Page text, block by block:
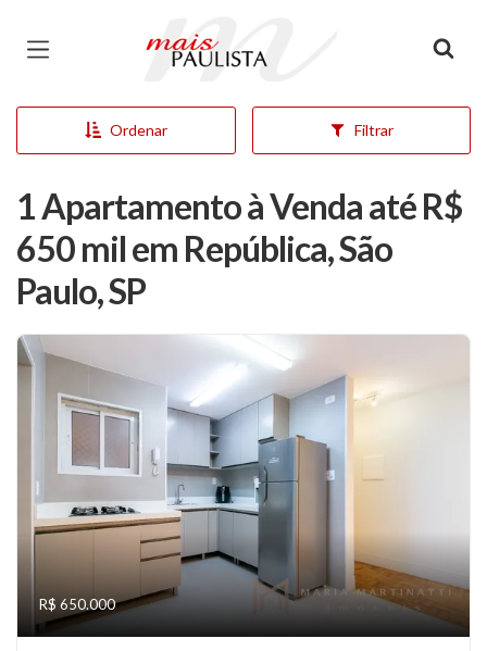
Página inicial
Ordenar Filtrar
1 Apartamento à Venda até R$
650 mil em República, São
Paulo, SP
R$ 650.000